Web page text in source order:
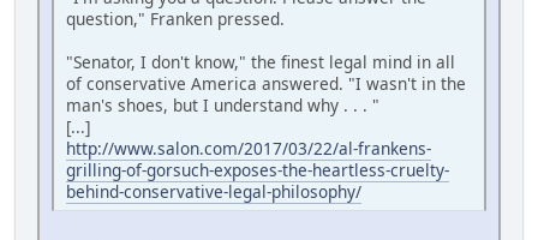
question," Franken pressed.
"Senator, I don't know," the finest legal mind in all
of conservative America answered. "I wasn't in the
man's shoes, but I understand why . . . "
[...]
http://www.salon.com/2017/03/22/al-frankens-
grilling-of-gorsuch-exposes-the-heartless-cruelty-
behind-conservative-legal-philosophy/